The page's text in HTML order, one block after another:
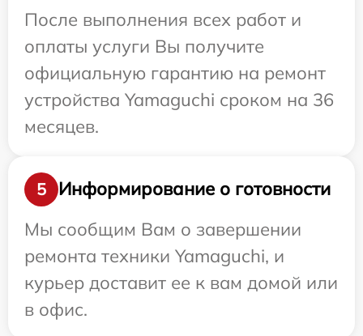
После выполнения всех работ и
оплаты услуги Вы получите
официальную гарантию на ремонт
устройства Yamaguchi сроком на 36
месяцев.
5
Информирование о готовности
Мы сообщим Вам о завершении
ремонта техники Yamaguchi, и
курьер доставит ее к вам домой или
в офис.